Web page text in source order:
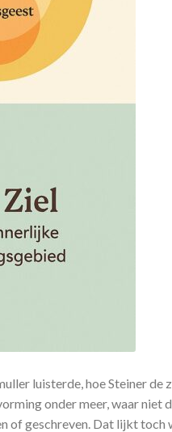
luisterde, hoe Steiner
onder meer, waar niet
ofgeschreven. Dat lijkt toch